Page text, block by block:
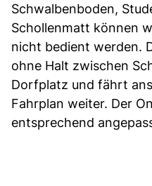
Schwalbenboden,
Schollenmatt können
nicht bedient werden.
ohne Halt zwischen
Dorfplatz und fährt
Fahrplan weiter. Der
entsprechend